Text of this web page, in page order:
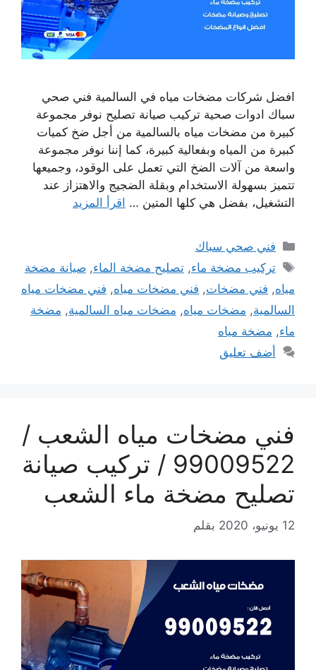
افضل شركات مضخات مياه في السالمية فني صحي
سباك ادوات صحية تركيب صيانة تصليح نوفر مجموعة
كبيرة من مضخات مياه بالسالمية من أجل ضخ كميات
كبيرة من المياه وبفعالية كبيرة، كما إننا نوفر مجموعة
واسعة من آلات الضخ التي تعمل على الوقود، وجميعها
تتميز بسهولة الاستخدام وبقلة الضجيج والاهتزاز عند
التشغيل، بفضل هي كلها المتين … اقرأ المزيد
التصنيفات
فني صحي سباك
الوسوم
تركيب مضخة ماء,تصليح مضخة الماء,صيانة مضخة
مياه, فني مضخات, فني مضخات مياه, فني مضخات مياه
السالمية, مضخات مياه, مضخات مياه السالمية, مضخة
ماء, مضخة مياه
أضف تعليق
فني مضخات مياه الشعب /
99009522 / تركيب صيانة
تصليح مضخة ماء الشعب
12 يونيو، 2020 بقلم